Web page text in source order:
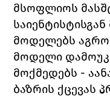
მსოფლიოს
მოდელებს
მოდელი
მოქმედებს -
ბაზრის ქცევას